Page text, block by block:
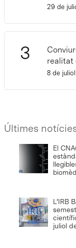
29 de
realitat
8 de
Últimes
El
L’IRB
juliol